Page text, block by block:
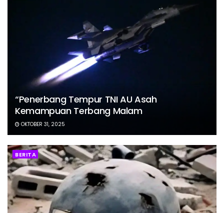
“Penerbang Tempur TNI AU Asah
Kemampuan Terbang Malam
OKTOBER 31, 2025
BERITA